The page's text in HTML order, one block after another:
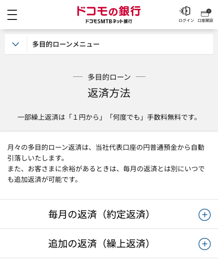
ドコモの銀行 ドコモ
口座開設
ログイン
多目的ローン
返済方法
一部繰上返済は「１円から」「何度でも」手数料無料です。
月々の多目的ローン返済は、当社代表口座の円普通預金から自動
引落しいたします。
また、お客さまに余裕があるときは、毎月の返済とは別にいつで
も追加返済が可能です。
毎月の返済（約定返済）
追加の返済（繰上返済）
多目的ローンメニュー